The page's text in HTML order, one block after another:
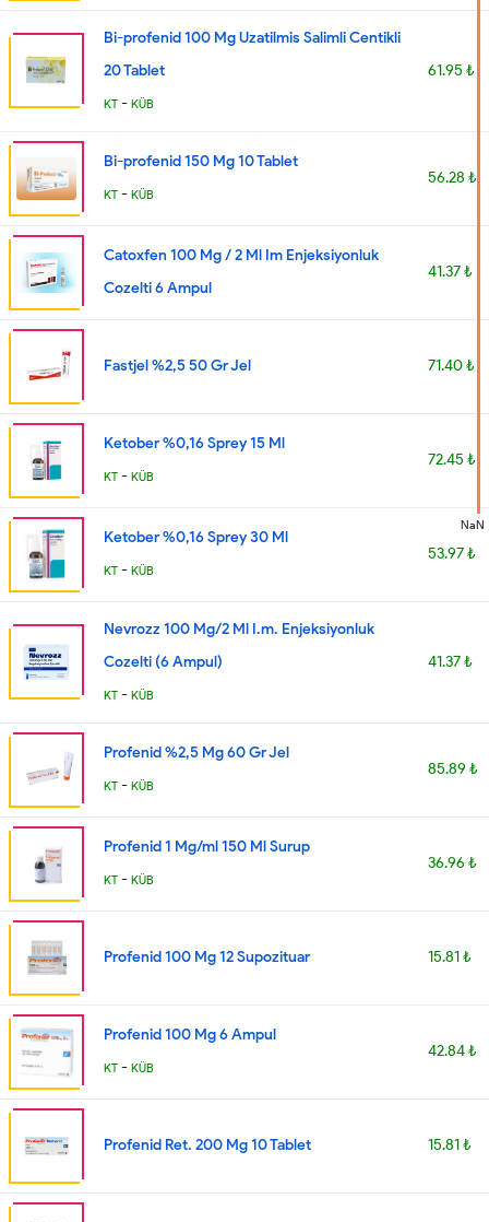
Bi-profenid 100 Mg Uzatilmis Salimli Centikli
20 Tablet
KT - KÜB
61.95 ₺
Bi-profenid 150 Mg 10 Tablet
KT - KÜB
56.28 ₺
Catoxfen 100 Mg / 2 Ml Im Enjeksiyonluk
Cozelti 6 Ampul
41.37 ₺
Fastjel %2,5 50 Gr Jel 71.40 ₺
Ketober %0,16 Sprey 15 Ml
KT - KÜB
72.45 ₺
Ketober %0,16 Sprey 30 Ml
KT - KÜB
53.97 ₺
Nevrozz 100 Mg/2 Ml I.m. Enjeksiyonluk
Cozelti (6 Ampul)
KT - KÜB
41.37 ₺
Profenid %2,5 Mg 60 Gr Jel
KT - KÜB
85.89 ₺
Profenid 1 Mg/ml 150 Ml Surup
KT - KÜB
36.96 ₺
Profenid 100 Mg 12 Supozituar 15.81 ₺
Profenid 100 Mg 6 Ampul
KT - KÜB
42.84 ₺
Profenid Ret. 200 Mg 10 Tablet 15.81 ₺
NaN